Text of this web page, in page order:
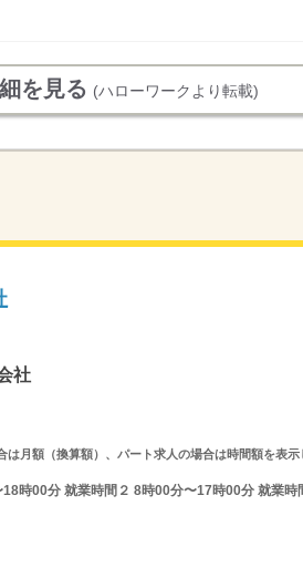
を見る (ハローワークより転載)
社
月額（換算額）、パート求人の場合は時間額を表示
時00分 就業時間２ 8時00分〜17時00分 就業時